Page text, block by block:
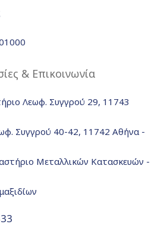
& Επικοινωνία
Λεωφ. Συγγρού 29, 11743
Συγγρού 40-42, 11742 Αθήνα -
Μεταλλικών Κατασκευών -